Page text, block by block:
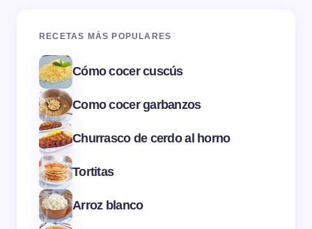
RECETAS MÁS POPULARES
Cómo cocer cuscús
Como cocer garbanzos
Churrasco de cerdo al horno
Tortitas
Arroz blanco